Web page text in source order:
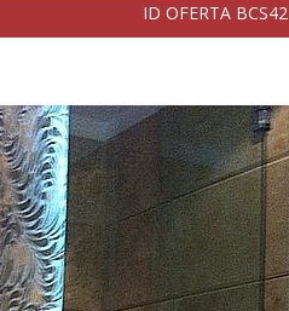
ID OFERTA BCS42